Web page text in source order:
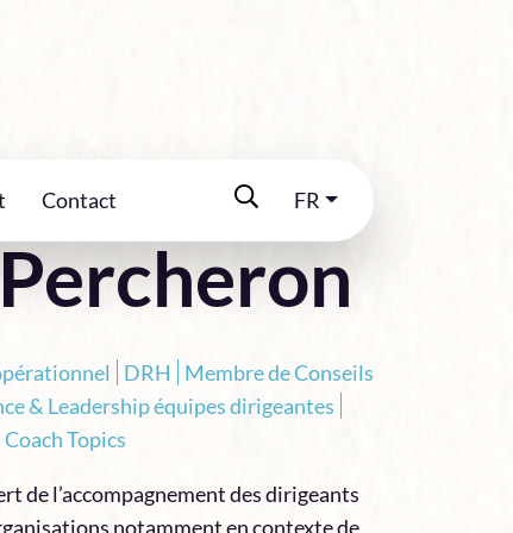
Contact FR
DRH
Membre de Conseils
& Leadership équipes dirigeantes
Coach Topics
de l’accompagnement des dirigeants
notamment en contexte de